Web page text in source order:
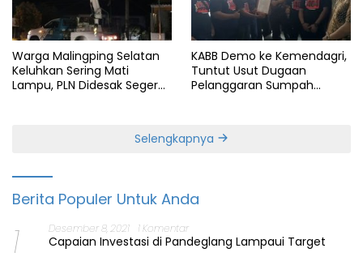
Warga Malingping Selatan
Keluhkan Sering Mati
Lampu, PLN Didesak Segera
KABB Demo ke Kemendagri,
Tuntut Usut Dugaan
Pelanggaran Sumpah
Selengkapnya
Berita Populer Untuk Anda
1 Desember 8, 2021 1 Komentar
Capaian Investasi di Pandeglang Lampaui Target